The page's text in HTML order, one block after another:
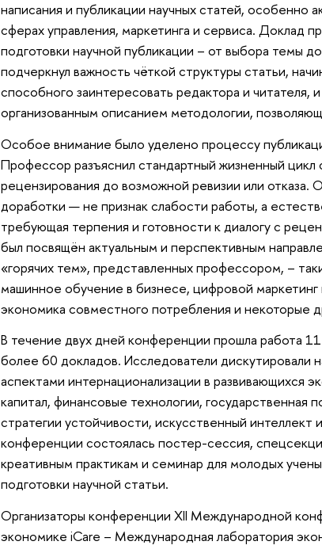
написания и публикации научных статей, особенно
сферах управления, маркетинга и сервиса. Доклад
подготовки научной публикации – от выбора темы
подчеркнул важность чёткой структуры статьи,
способного заинтересовать редактора и читателя,
организованным описанием методологии,
Особое внимание было уделено процессу
Профессор разъяснил стандартный жизненный цикл
рецензирования до возможной ревизии или отказа.
доработки — не признак слабости работы, а
требующая терпения и готовности к диалогу с
был посвящён актуальным и перспективным
«горячих тем», представленных профессором, –
машинное обучение в бизнесе, цифровой маркетинг
экономика совместного потребления и некоторые
В течение двух дней конференции прошла работа
более 60 докладов. Исследователи дискутировали
аспектами интернационализации в развивающихся
капитал, финансовые технологии, государственная
стратегии устойчивости, искусственный интеллект
конференции состоялась постер-сессия,
креативным практикам и семинар для молодых
подготовки научной статьи.
Организаторы конференции XII Международной
экономике iCare – Международная лаборатория